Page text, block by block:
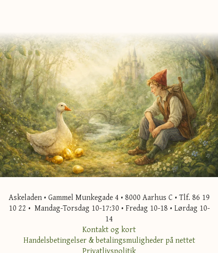
Askeladen • Gammel Munkegade 4 • 8000 Aarhus C • Tlf. 86 19
10 22 • Mandag-Torsdag 10-17:30 • Fredag 10-18 • Lørdag 10-
14
Kontakt og kort
Handelsbetingelser & betalingsmuligheder på nettet